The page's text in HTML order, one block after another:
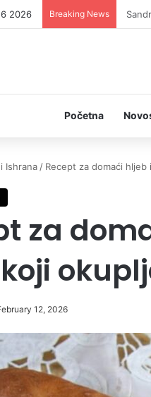
2026 Breaking News
Početna
Ishrana / Recept za domaći
za
12, 2026